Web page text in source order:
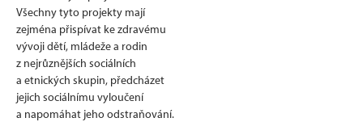
Všechny tyto projekty mají
zejména přispívat ke zdravému
vývoji dětí, mládeže a rodin
z nejrůznějších sociálních
a etnických skupin, předcházet
jejich sociálnímu vyloučení
a napomáhat jeho odstraňování.